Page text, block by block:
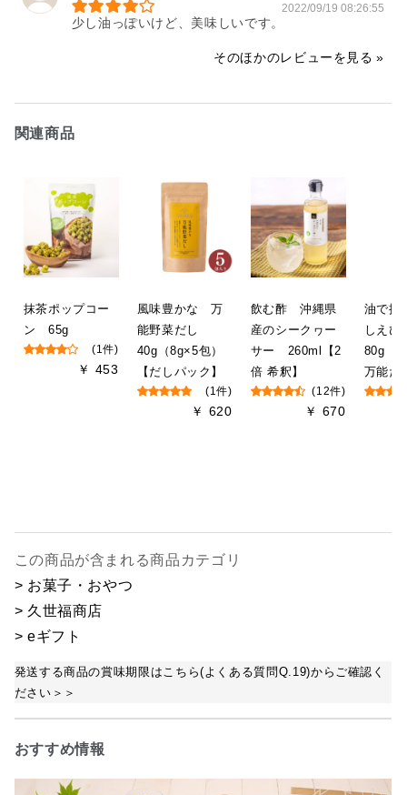
2022/09/19 08:26:55
少し油っぽいけど、美味しいです。
そのほかのレビューを見る
関連商品
抹茶ポップコー
ン 65g
(1件)
￥ 453
風味豊かな 万
能野菜だし
40g（8g×5包）
【だしパック】
(1件)
￥ 620
飲む酢 沖縄県
産のシークヮー
サー 260ml【2
倍 希釈】
(12件)
￥ 670
油で揚
しえ
80g【
万能だ
この商品が含まれる商品カテゴリ
> お菓子・おやつ
> 久世福商店
> eギフト
発送する商品の賞味期限はこちら(よくある質問Q.19)からご確認く
ださい＞＞
おすすめ情報